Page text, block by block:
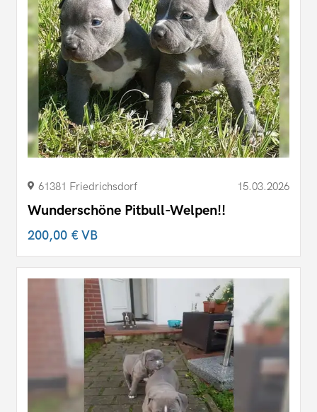
61381 Friedrichsdorf 15.03.2026
Wunderschöne Pitbull-Welpen!!
200,00 €VB